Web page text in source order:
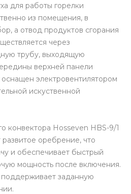
для работы горелки
из помещения, в
а отвод продуктов сгорания
через
трубу, выходящую
верхней панели
электровентилятором
искуственной
конвектора Hosseven HBS-9/1
оребрение, что
и обеспечивает быстрый
мощность после включения.
заданную